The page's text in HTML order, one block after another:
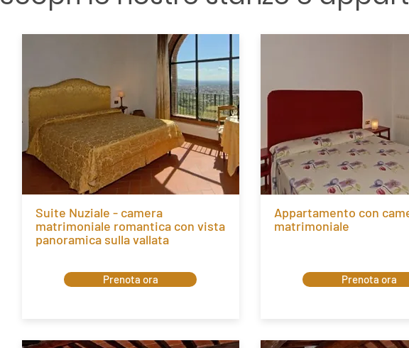
Suite Nuziale - camera
matrimoniale romantica con vista
panoramica sulla vallata
Prenota ora
Appartamento con
matrimoniale
Prenota ora